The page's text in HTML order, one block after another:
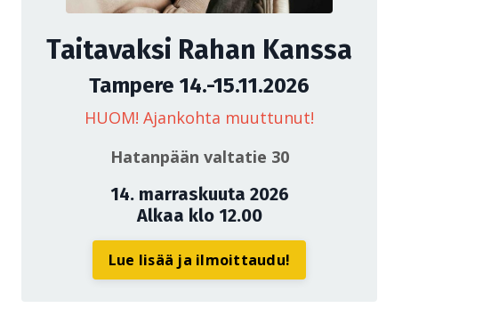
Taitavaksi Rahan Kanssa
Tampere 14.-15.11.2026
HUOM! Ajankohta muuttunut!
Hatanpään valtatie 30
14. marraskuuta 2026
Alkaa klo 12.00
Lue lisää ja ilmoittaudu!